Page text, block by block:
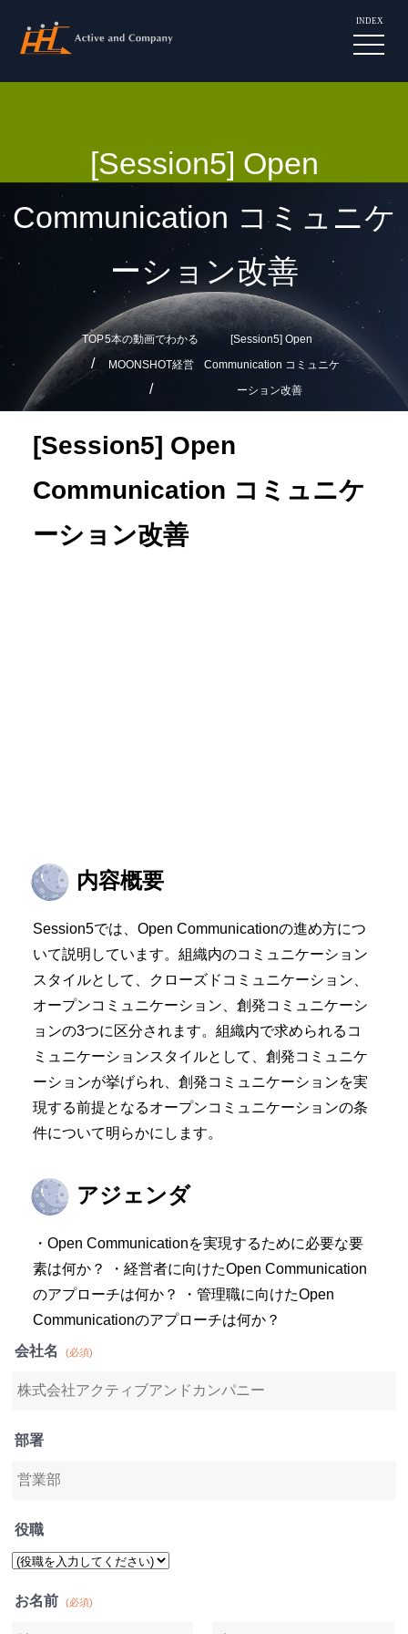
INDEX
[Session5] Open
Communication コミュニケ
ーション改善
TOP5本の動画でわかる
MOONSHOT経営
[Session5] Open
Communication コミュニケ
ーション改善
[Session5] Open
Communication コミュニケ
ーション改善
内容概要
Session5では、Open Communicationの進め方につ
いて説明しています。組織内のコミュニケーション
スタイルとして、クローズドコミュニケーション、
オープンコミュニケーション、創発コミュニケーシ
ョンの3つに区分されます。組織内で求められるコ
ミュニケーションスタイルとして、創発コミュニケ
ーションが挙げられ、創発コミュニケーションを実
現する前提となるオープンコミュニケーションの条
件について明らかにします。
アジェンダ
・Open Communicationを実現するために必要な要
素は何か？ ・経営者に向けたOpen Communication
のアプローチは何か？ ・管理職に向けたOpen
Communicationのアプローチは何か？